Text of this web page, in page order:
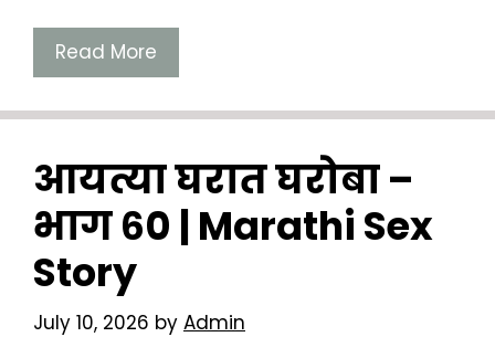
Read More
आयत्या घरात घरोबा –
भाग ६० | Marathi Sex
Story
July 10, 2026 by Admin